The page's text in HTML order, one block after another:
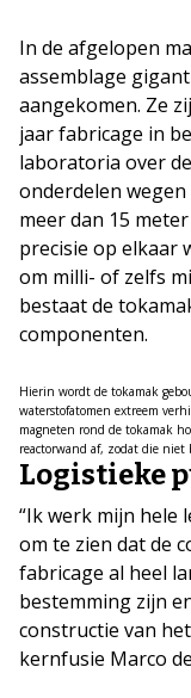
In de afgelopen
assemblage
aangekomen. Ze
jaar fabricage in
laboratoria over
onderdelen
meer dan 15
precisie op elkaar
om milli- of zelfs
bestaat de
componenten.
Hierin wordt de tokamak
waterstofatomen extreem
magneten rond de tokamak
reactorwand af, zodat die niet
Logistieke
“Ik werk mijn hele
om te zien dat de
fabricage al heel
bestemming zijn
constructie van
kernfusie Marco